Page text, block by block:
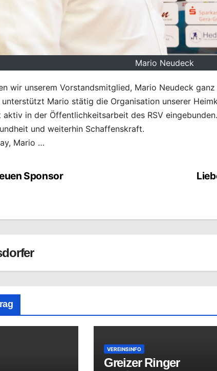
Mario Neudeck
wir unserem Vorstandsmitglied, Mario Neudeck
Mario stätig die Organisation unserer
aktiv in der Öffentlichkeitsarbeit des RSV
und weiterhin Schaffenskraft.
Mario …
Sponsor
VEREINSINFO
Greizer Ringer